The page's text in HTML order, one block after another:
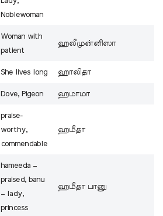
Noblewoman
Woman with
patient
ஹலீமுன்னிஸா
She lives long ஹாலிதா
Dove, Pigeon ஹமாமா
praise-
worthy,
commendable
ஹமீதா
hameeda –
praised, banu
– lady,
princess
ஹமீதா பானு